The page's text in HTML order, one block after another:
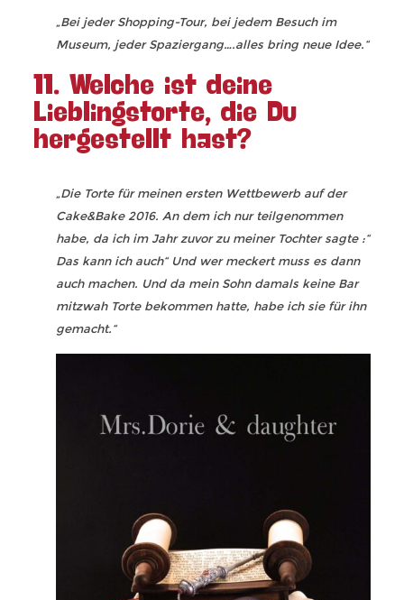
„Bei jeder Shopping-Tour, bei jedem Besuch im
Museum, jeder Spaziergang….alles bring neue Idee.“
11. Welche ist deine
Lieblingstorte, die Du
hergestellt hast?
„Die Torte für meinen ersten Wettbewerb auf der
Cake&Bake 2016. An dem ich nur teilgenommen
habe, da ich im Jahr zuvor zu meiner Tochter sagte :“
Das kann ich auch“ Und wer meckert muss es dann
auch machen. Und da mein Sohn damals keine Bar
mitzwah Torte bekommen hatte, habe ich sie für ihn
gemacht.“